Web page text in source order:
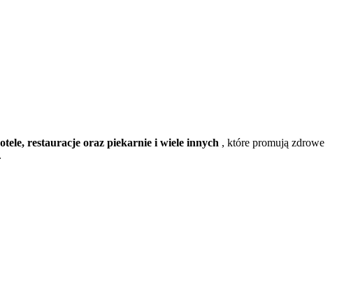
restauracje oraz piekarnie i wiele innych , które promują zdrowe